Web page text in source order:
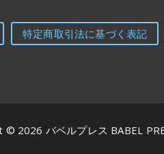
特定商取引法に基づく表記
© 2026 バベルプレス BABEL